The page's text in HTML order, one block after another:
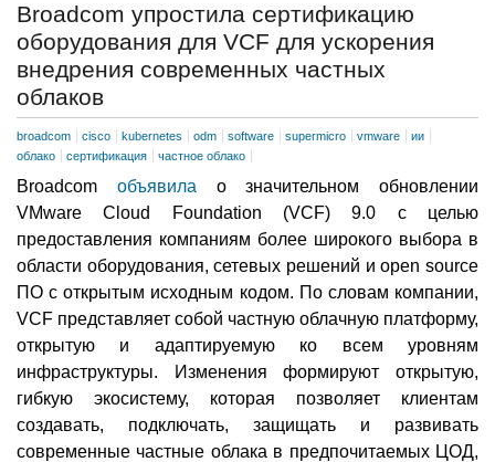
Broadcom упростила сертификацию
оборудования для VCF для ускорения
внедрения современных частных
облаков
broadcom cisco kubernetes odm software supermicro vmware
ии
облако
сертификация частное облако
Broadcom объявила о значительном обновлении
VMware Cloud Foundation (VCF) 9.0 с целью
предоставления компаниям более широкого выбора в
области оборудования, сетевых решений и open source
ПО с открытым исходным кодом. По словам компании,
VCF представляет собой частную облачную платформу,
открытую и адаптируемую ко всем уровням
инфраструктуры. Изменения формируют открытую,
гибкую экосистему, которая позволяет клиентам
создавать, подключать, защищать и развивать
современные частные облака в предпочитаемых ЦОД,